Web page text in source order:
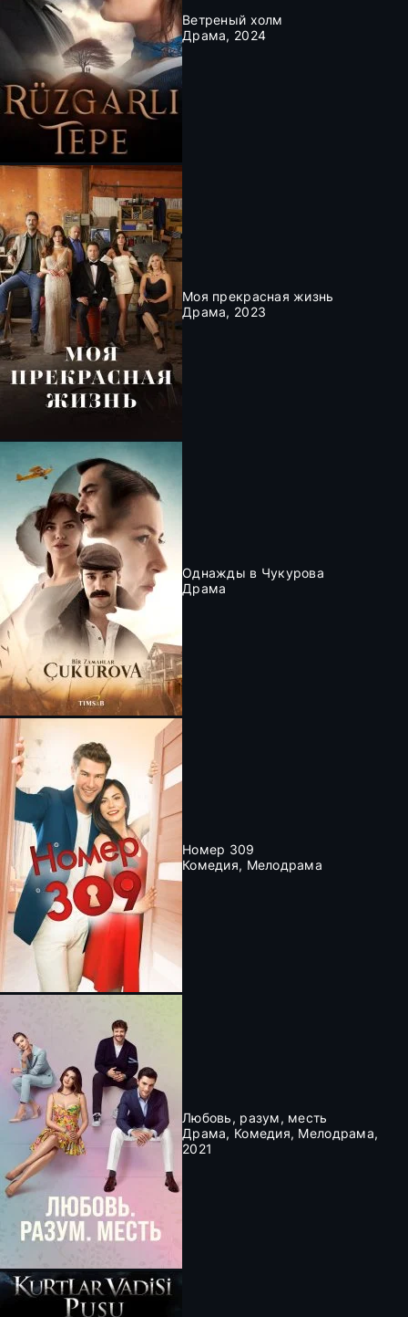
Ветреный холм
Драма, 2024
Моя прекрасная жизнь
Драма, 2023
Однажды в Чукурова
Драма
Номер 309
Комедия, Мелодрама
Любовь, разум, месть
Драма, Комедия, Мелодрама,
2021